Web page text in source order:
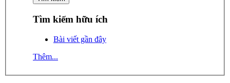
Tìm kiếm hữu ích
Bài viết gần đây
Thêm...